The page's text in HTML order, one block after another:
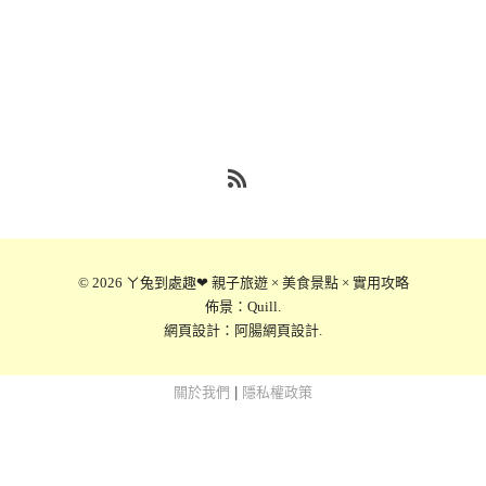
© 2026 ㄚ兔到處趣❤ 親子旅遊 × 美食景點 × 實用攻略
佈景： Quill
網頁設計： 阿腸網頁設計
關於我們 | 隱私權政策